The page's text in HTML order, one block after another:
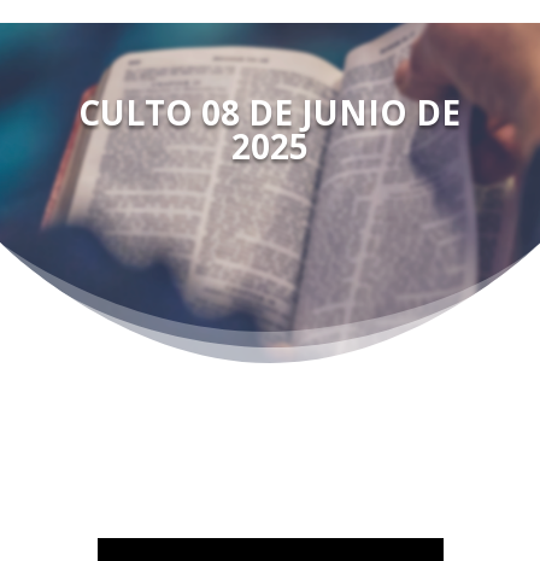
CULTO 08 DE JUNIO DE
2025